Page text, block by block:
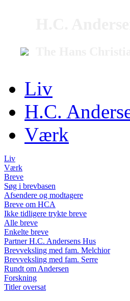
Liv
H.C.
Værk
Liv
Værk
Breve
Søg i brevbasen
Afsendere og modtagere
Breve om HCA
Ikke tidligere trykte breve
Alle breve
Enkelte breve
Partner H.C. Andersens Hus
Brevveksling med fam. Melchior
Brevveksling med fam. Serre
Rundt om Andersen
Forskning
Titler oversat